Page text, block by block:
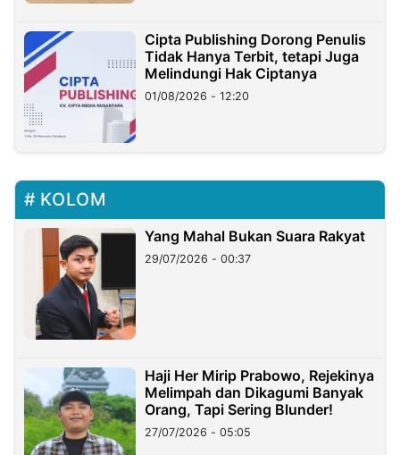
Cipta Publishing Dorong Penulis
Tidak Hanya Terbit, tetapi Juga
Melindungi Hak Ciptanya
01/08/2026 - 12:20
KOLOM
Yang Mahal Bukan Suara Rakyat
29/07/2026 - 00:37
Haji Her Mirip Prabowo, Rejekinya
Melimpah dan Dikagumi Banyak
Orang, Tapi Sering Blunder!
27/07/2026 - 05:05